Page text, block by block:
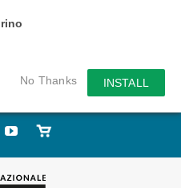
No Thanks INSTALL
YouTube
Store